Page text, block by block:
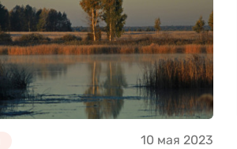
10 мая 2023